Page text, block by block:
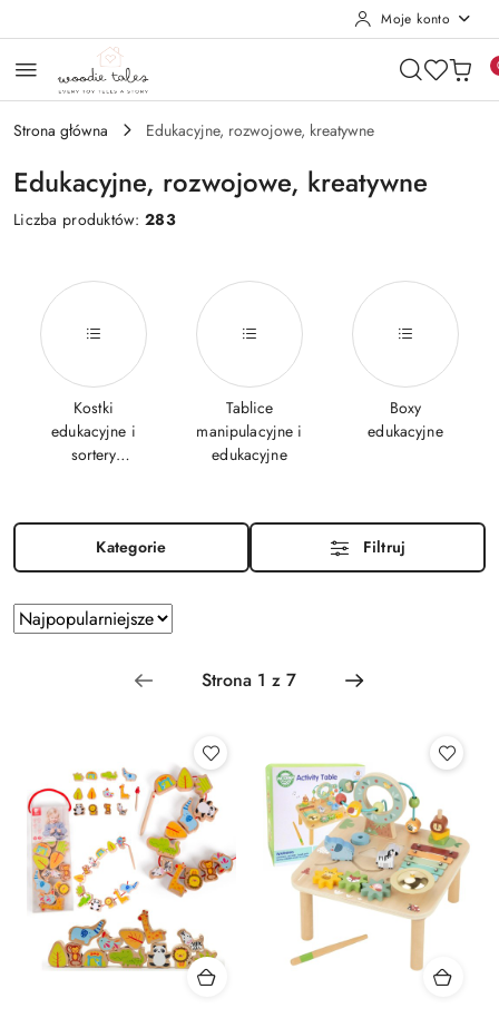
Moje konto
Strona główna Edukacyjne, rozwojowe, kreatywne
Edukacyjne, rozwojowe, kreatywne
Liczba produktów:283
Kostki
edukacyjne i
sortery
Tablice
manipulacyjne i
edukacyjne
Boxy
edukacyjne
Kategorie Filtruj
Zastosowano sortowanie: Najpopularniejsze.
Sortuj
według